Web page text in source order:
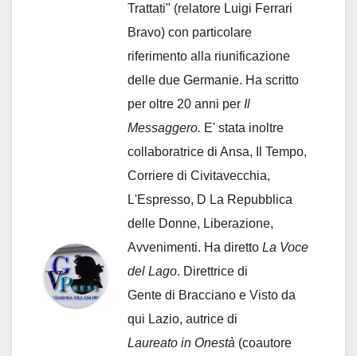
Trattati" (relatore Luigi Ferrari
Bravo) con particolare
riferimento alla riunificazione
delle due Germanie. Ha scritto
per oltre 20 anni per Il
Messaggero. E' stata inoltre
collaboratrice di Ansa, Il Tempo,
Corriere di Civitavecchia,
L'Espresso, D La Repubblica
delle Donne, Liberazione,
Avvenimenti. Ha diretto La Voce
del Lago. Direttrice di
Gente di Bracciano e Visto da
qui Lazio, autrice di
Laureato in Onestà (coautore